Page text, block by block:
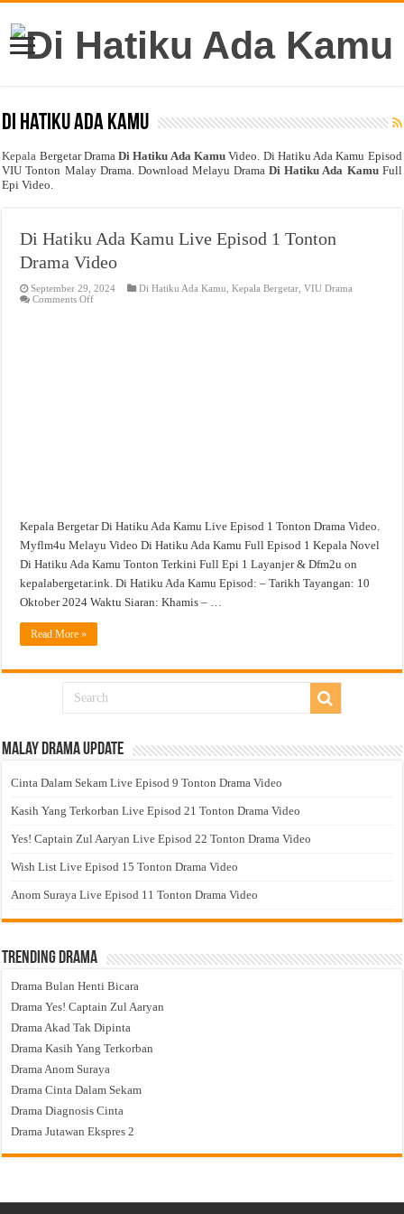
Di Hatiku Ada Kamu
Kepala Bergetar DramaDi Hatiku Ada Kamu Video. Di Hatiku Ada Kamu Episod
VIU Tonton Malay Drama. Download Melayu DramaDi Hatiku Ada KamuFull
Epi Video.
Di Hatiku Ada Kamu Live Episod 1 Tonton
Drama Video
September 29, 2024 Di Hatiku Ada Kamu ,Kepala Bergetar ,VIU Drama
Comments Offon
Kepala Bergetar Di Hatiku Ada Kamu Live Episod 1 Tonton Drama Video.
Myflm4u Melayu Video Di Hatiku Ada Kamu Full Episod 1 Kepala Novel
Di Hatiku Ada Kamu Tonton Terkini Full Epi 1 Layanjer & Dfm2u on
kepalabergetar.ink. Di Hatiku Ada Kamu Episod: – Tarikh Tayangan: 10
Oktober 2024 Waktu Siaran: Khamis – …
Read More »
Malay Drama Update
Cinta Dalam Sekam Live Episod 9 Tonton Drama Video
Kasih Yang Terkorban Live Episod 21 Tonton Drama Video
Yes! Captain Zul Aaryan Live Episod 22 Tonton Drama Video
Wish List Live Episod 15 Tonton Drama Video
Anom Suraya Live Episod 11 Tonton Drama Video
Trending Drama
Drama Bulan Henti Bicara
Drama Yes! Captain Zul Aaryan
Drama Akad Tak Dipinta
Drama Kasih Yang Terkorban
Drama Anom Suraya
Drama Cinta Dalam Sekam
Drama Diagnosis Cinta
Drama Jutawan Ekspres 2